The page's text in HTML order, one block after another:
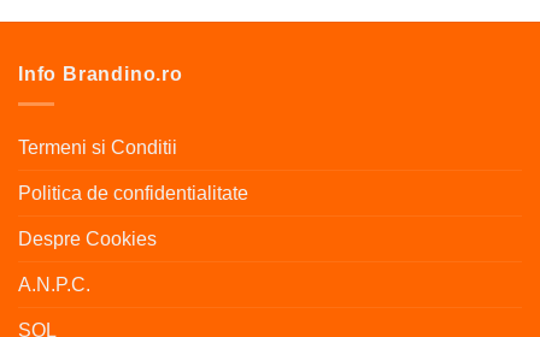
mai
variații.
fi
în
produsului.
Info Brandino.ro
Termeni si Conditii
Politica de confidentialitate
Despre Cookies
A.N.P.C.
SOL